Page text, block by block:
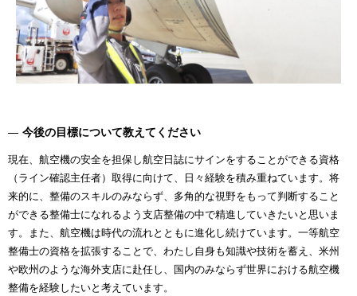
今後の目標について教えてください
現在、航空機の安全を担保し航空日誌にサインをすることができる資格
（ライン確認主任者）取得に向けて、日々経験を積み重ねています。将
来的に、整備のスキルのみならず、多角的な視野をもって判断すること
ができる整備士になれるよう支店整備の中で精進していきたいと思いま
す。また、航空機は時代の流れとともに進化し続けています。一等航空
整備士の資格を拡張することで、わたし自身も知識や技術を蓄え、米州
や欧州のような海外支店に赴任し、国内のみならず世界における航空機
整備を経験したいと考えています。